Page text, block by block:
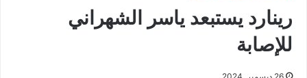
رينارد يستبعد ياسر الشهراني
للإصابة